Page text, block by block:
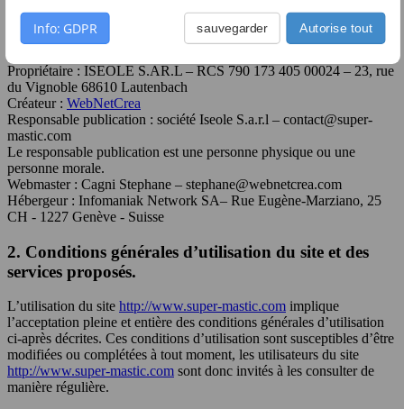
Info: GDPR sauvegarder Autorise tout
du sitehttp://www.super-mastic.coml'identité des différents
intervenants dans le cadre de sa réalisation et de son suivi :
Propriétaire : ISEOLE S.AR.L – RCS 790 173 405 00024 – 23, rue
du Vignoble 68610 Lautenbach
Créateur : WebNetCrea
Responsable publication : société Iseole S.a.r.l – contact@super-
mastic.com
Le responsable publication est une personne physique ou une
personne morale.
Webmaster : Cagni Stephane – stephane@webnetcrea.com
Hébergeur : Infomaniak Network SA– Rue Eugène-Marziano, 25
CH - 1227 Genève - Suisse
2. Conditions générales d’utilisation du site et des
services proposés.
L’utilisation du site http://www.super-mastic.com implique
l’acceptation pleine et entière des conditions générales d’utilisation
ci-après décrites. Ces conditions d’utilisation sont susceptibles d’être
modifiées ou complétées à tout moment, les utilisateurs du site
http://www.super-mastic.com sont donc invités à les consulter de
manière régulière.